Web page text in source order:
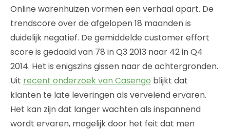
Online warenhuizenvormen een verhaal apart. De
trendscore over de afgelopen 18 maanden is
duidelijk negatief. De gemiddelde customer effort
score is gedaald van 78 in Q3 2013 naar 42 in Q4
2014. Het is enigszins gissen naar de achtergronden.
Uit recent onderzoek van Casengo blijkt dat
klanten te late leveringen als vervelend ervaren.
Het kan zijn dat langer wachten als inspannend
wordt ervaren, mogelijk door het feit dat men